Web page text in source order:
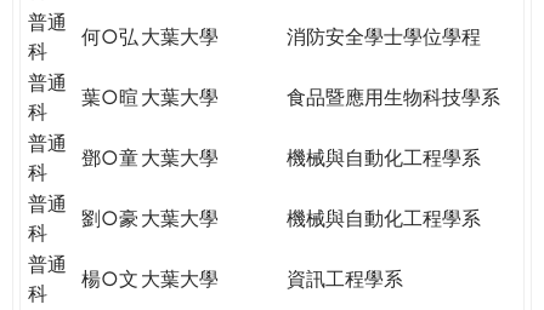
普通
科
何○弘 大葉大學
消防安全學士學位學程
普通
科
葉○暄 大葉大學
食品暨應用生物科技學系
普通
科
鄧○童大葉大學
機械與自動化工程學系
普通
科
劉○豪 大葉大學
機械與自動化工程學系
普通
科
楊○文 大葉大學
資訊工程學系